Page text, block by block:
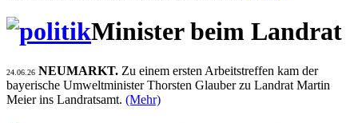
Minister beim Landrat
24.06.26 NEUMARKT. Zu einem ersten Arbeitstreffen kam der
bayerische Umweltminister Thorsten Glauber zu Landrat Martin
Meier ins Landratsamt. (Mehr)